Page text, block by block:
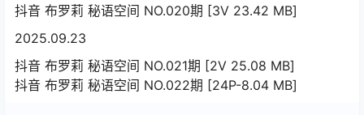
抖音 布罗莉 秘语空间 NO.020期 [3V 23.42 MB]
2025.09.23
抖音 布罗莉 秘语空间 NO.021期 [2V 25.08 MB]
抖音 布罗莉 秘语空间 NO.022期 [24P-8.04 MB]